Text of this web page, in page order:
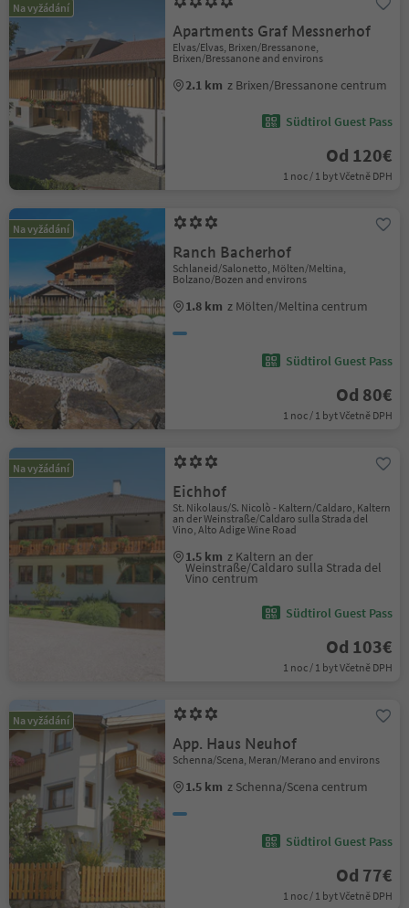
Na vyžádání
Apartments Graf Messnerhof
Elvas/Elvas, Brixen/Bressanone,
Brixen/Bressanone and environs
2.1 km z Brixen/Bressanone centrum
Südtirol Guest Pass
Od 120€
1 noc / 1 byt Včetně DPH
Na vyžádání
Ranch Bacherhof
Schlaneid/Salonetto, Mölten/Meltina,
Bolzano/Bozen and environs
1.8 km z Mölten/Meltina centrum
Südtirol Guest Pass
Od 80€
1 noc / 1 byt Včetně DPH
Na vyžádání
Eichhof
St. Nikolaus/S. Nicolò - Kaltern/Caldaro, Kaltern
an der Weinstraße/Caldaro sulla Strada del
Vino, Alto Adige Wine Road
1.5 km z Kaltern an der
Weinstraße/Caldaro sulla Strada del
Vino centrum
Südtirol Guest Pass
Od 103€
1 noc / 1 byt Včetně DPH
Na vyžádání
App. Haus Neuhof
Schenna/Scena, Meran/Merano and environs
1.5 km z Schenna/Scena centrum
Südtirol Guest Pass
Od 77€
1 noc / 1 byt Včetně DPH